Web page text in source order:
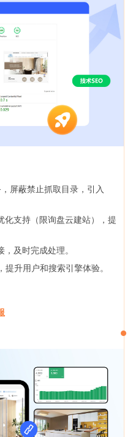
屏蔽禁止抓取目录，引入
化支持（限询盘云建站），提
及时完成处理。
升用户和搜索引擎体验。